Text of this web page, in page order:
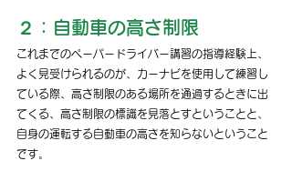
２：自動車の高さ制限
これまでのペーパードライバー講習の指導経験上、
よく見受けられるのが、カーナビを使用して練習し
ている際、高さ制限のある場所を通過するときに出
てくる、高さ制限の標識を見落とすということと、
自身の運転する自動車の高さを知らないということ
です。